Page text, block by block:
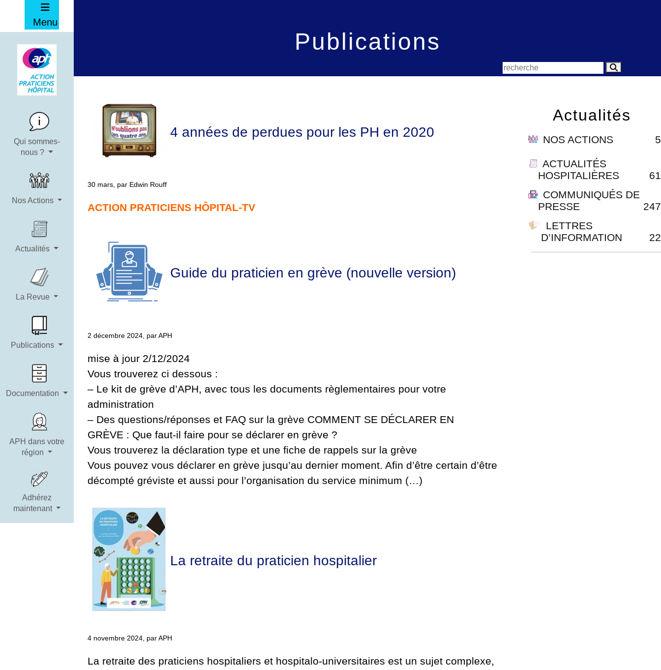
Menu
Qui sommes-
nous ?
Nos Actions
Actualités
La Revue
Publications
Documentation
APH dans votre
région
Adhérez
maintenant
Publications
4 années de perdues pour les PH en 2020
30 mars, par Edwin Rouff
ACTION PRATICIENS HÔPITAL-TV
Guide du praticien en grève (nouvelle version)
2 décembre 2024, par APH
mise à jour 2/12/2024
Vous trouverez ci dessous :
– Le kit de grève d’APH, avec tous les documents règlementaires pour votre
administration
– Des questions/réponses et FAQ sur la grève COMMENT SE DÉCLARER EN
GRÈVE : Que faut-il faire pour se déclarer en grève ?
Vous trouverez la déclaration type et une fiche de rappels sur la grève
Vous pouvez vous déclarer en grève jusqu’au dernier moment. Afin d’être certain d’être
décompté gréviste et aussi pour l’organisation du service minimum (…)
La retraite du praticien hospitalier
4 novembre 2024, par APH
La retraite des praticiens hospitaliers et hospitalo-universitaires est un sujet complexe,
Actualités
NOS ACTIONS 5
ACTUALITÉS
HOSPITALIÈRES
61
COMMUNIQUÉS DE
PRESSE
247
LETTRES
D’INFORMATION
22